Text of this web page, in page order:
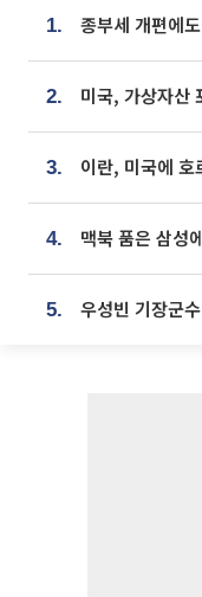
1.
2.
3.
4.
5.